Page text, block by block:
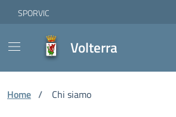
Skip to Main Content
Vai ai contenuti
Vai al footer
SPORVIC
Volterra
Home / Chi siamo